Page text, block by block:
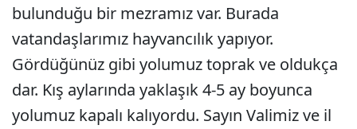
bulunduğu bir mezramız var. Burada
vatandaşlarımız hayvancılık yapıyor.
Gördüğünüz gibi yolumuz toprak ve oldukça
dar. Kış aylarında yaklaşık 4-5 ay boyunca
yolumuz kapalı kalıyordu. Sayın Valimiz ve il